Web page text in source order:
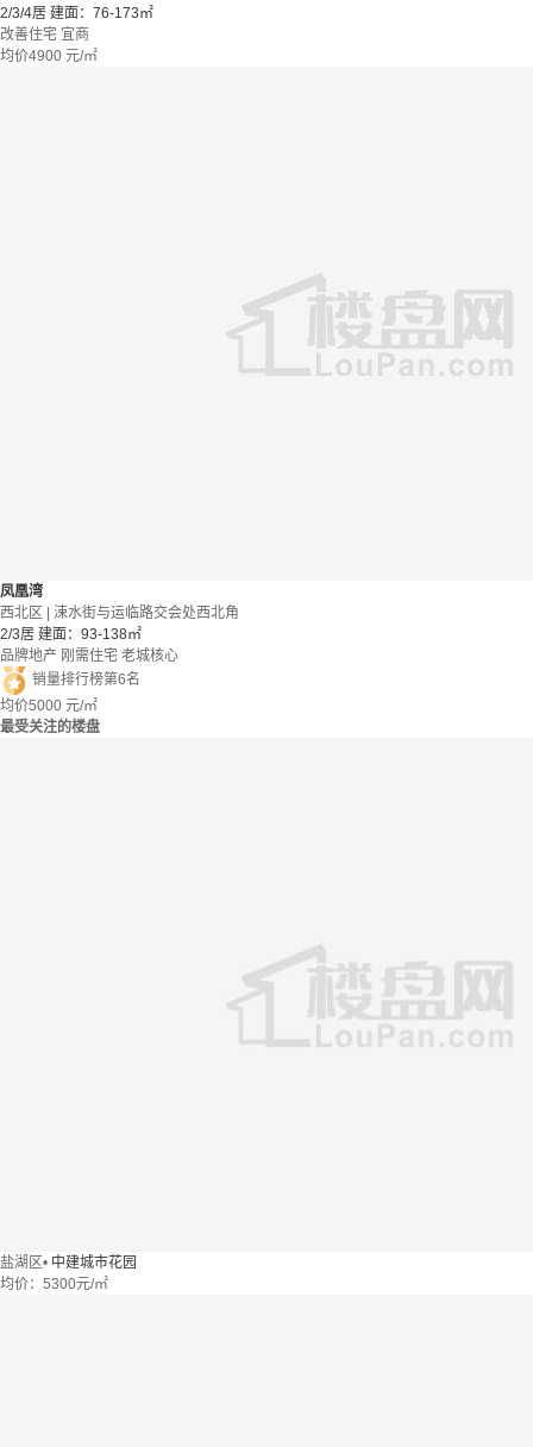
2/3/4居 建面：76-173㎡
改善住宅 宜商
均价4900 元/㎡
凤凰湾
西北区 | 涑水街与运临路交会处西北角
2/3居 建面：93-138㎡
品牌地产 刚需住宅 老城核心
销量排行榜第6名
均价5000 元/㎡
最受关注的楼盘
盐湖区• 中建城市花园
均价： 5300元/㎡